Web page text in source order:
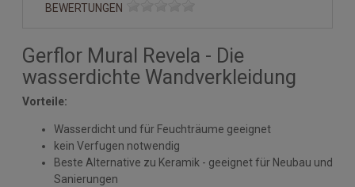
BEWERTUNGEN
Gerflor Mural Revela - Die
wasserdichte Wandverkleidung
Vorteile:
Wasserdicht und für Feuchträume geeignet
kein Verfugen notwendig
Beste Alternative zu Keramik - geeignet für Neubau und
Sanierungen